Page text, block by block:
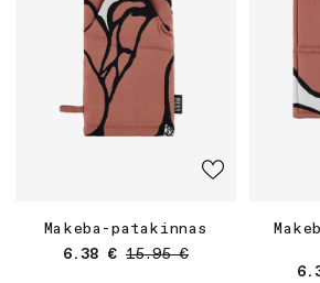
Makeba-patakinnas
Myyntihinta
6.38 € Normaalihinta
15.95 €